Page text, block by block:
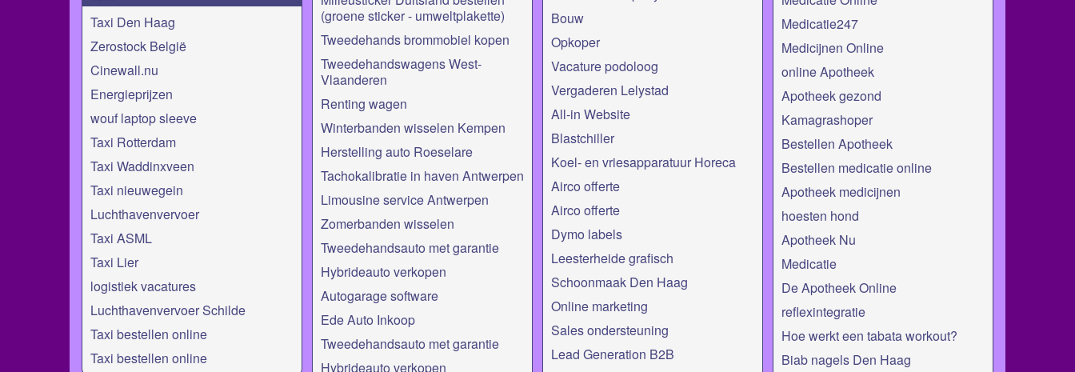
Taxi Den Haag
Zerostock België
Cinewall.nu
Energieprijzen
wouf laptop sleeve
Taxi Rotterdam
Taxi Waddinxveen
Taxi nieuwegein
Luchthavenvervoer
Taxi ASML
Taxi Lier
logistiek vacatures
Luchthavenvervoer Schilde
Taxi bestellen online
Taxi bestellen online
(groene sticker - umweltplakette)
Tweedehands brommobiel kopen
Tweedehandswagens West-
Vlaanderen
Renting wagen
Winterbanden wisselen Kempen
Herstelling auto Roeselare
Tachokalibratie in haven Antwerpen
Limousine service Antwerpen
Zomerbanden wisselen
Tweedehandsauto met garantie
Hybrideauto verkopen
Autogarage software
Ede Auto Inkoop
Tweedehandsauto met garantie
Hybrideauto verkopen
Bouw
Opkoper
Vacature podoloog
Vergaderen Lelystad
All-in Website
Blastchiller
Koel- en vriesapparatuur Horeca
Airco offerte
Airco offerte
Dymo labels
Leesterheide grafisch
Schoonmaak Den Haag
Online marketing
Sales ondersteuning
Lead Generation B2B
Medicatie247
Medicijnen Online
online Apotheek
Apotheek gezond
Kamagrashoper
Bestellen Apotheek
Bestellen medicatie online
Apotheek medicijnen
hoesten hond
Apotheek Nu
Medicatie
De Apotheek Online
reflexintegratie
Hoe werkt een tabata workout?
Biab nagels Den Haag